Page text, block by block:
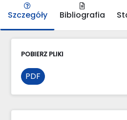
Szczegóły Bibliografia
POBIERZ PLIKI
PDF